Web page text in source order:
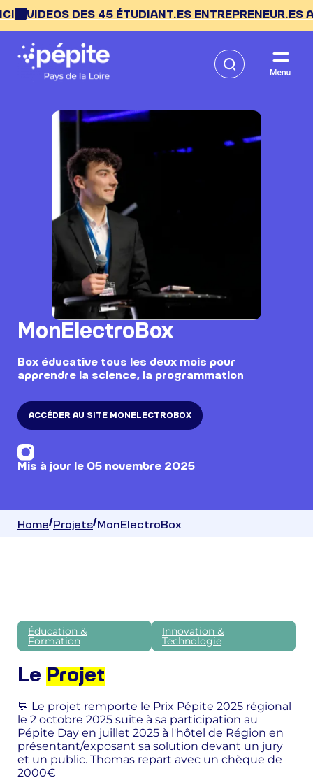
45 ÉTUDIANT.ES ENTREPRENEUR.ES AU PÉPITE
MonElectroBox
Box éducative tous les deux mois pour
apprendre la science, la programmation
ACCÉDER AU SITE MONELECTROBOX
Mis à jour le 05 novembre 2025
Home Projets MonElectroBox
Éducation &
Formation
Innovation &
Technologie
Le Projet
💬 Le projet remporte le Prix Pépite 2025 régional
le 2 octobre 2025 suite à sa participation au
Pépite Day en juillet 2025 à l'hôtel de Région en
présentant/exposant sa solution devant un jury
et un public. Thomas repart avec un chèque de
2000€